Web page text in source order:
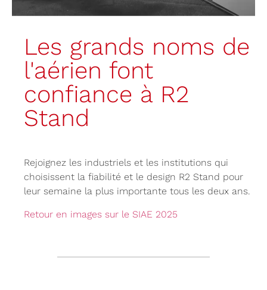
Les grands noms de
l'aérien font
confiance à R2
Stand
Rejoignez les industriels et les institutions qui
choisissent la fiabilité et le design R2 Stand pour
leur semaine la plus importante tous les deux ans.
Retour en images sur le SIAE 2025